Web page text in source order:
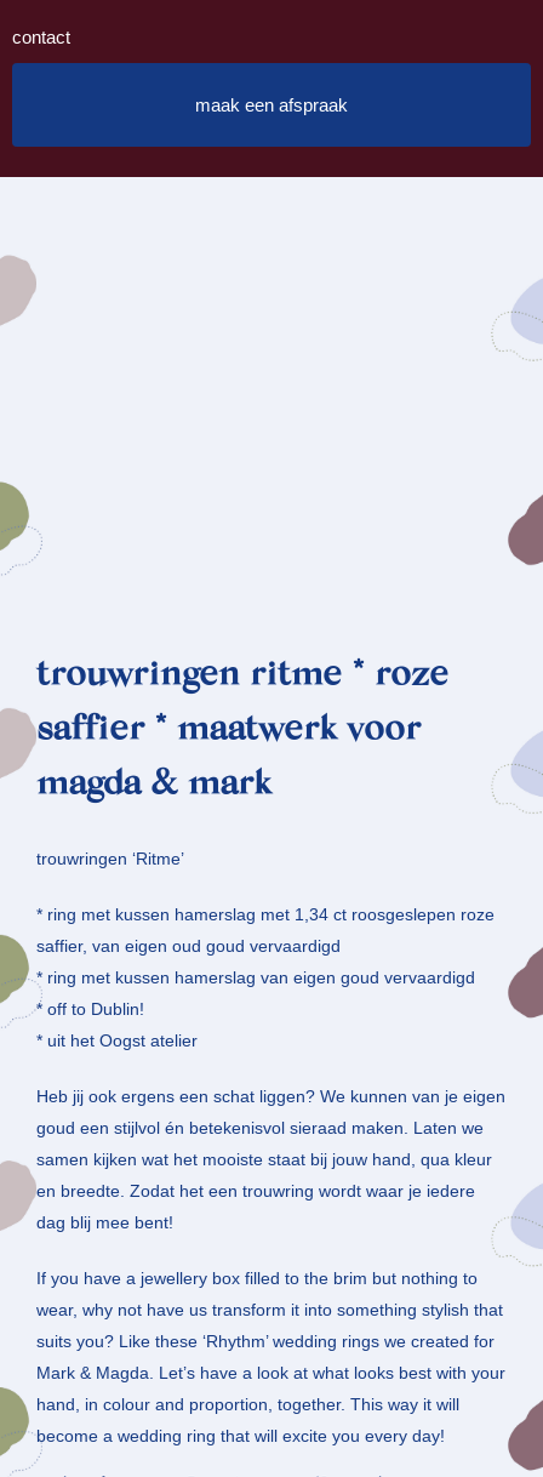
contact
maak een afspraak
trouwringen ritme * roze
saffier * maatwerk voor
magda & mark
trouwringen ‘Ritme’
* ring met kussen hamerslag met 1,34 ct roosgeslepen roze
saffier, van eigen oud goud vervaardigd
* ring met kussen hamerslag van eigen goud vervaardigd
* off to Dublin!
* uit het Oogst atelier
Heb jij ook ergens een schat liggen? We kunnen van je eigen
goud een stijlvol én betekenisvol sieraad maken. Laten we
samen kijken wat het mooiste staat bij jouw hand, qua kleur
en breedte. Zodat het een trouwring wordt waar je iedere
dag blij mee bent!
If you have a jewellery box filled to the brim but nothing to
wear, why not have us transform it into something stylish that
suits you? Like these ‘Rhythm’ wedding rings we created for
Mark & Magda. Let’s have a look at what looks best with your
hand, in colour and proportion, together. This way it will
become a wedding ring that will excite you every day!